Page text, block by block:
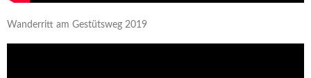
Wanderritt am Gestütsweg 2019